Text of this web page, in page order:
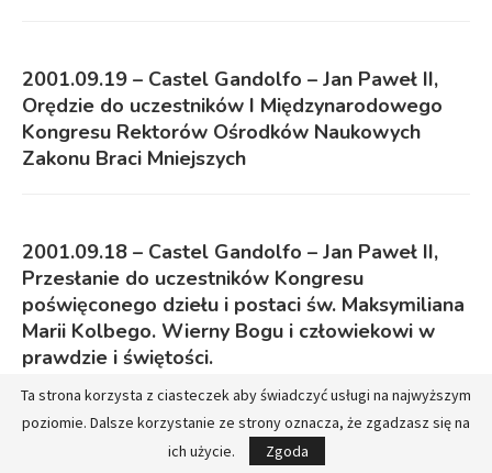
2001.09.19 – Castel Gandolfo – Jan Paweł II,
Orędzie do uczestników I Międzynarodowego
Kongresu Rektorów Ośrodków Naukowych
Zakonu Braci Mniejszych
2001.09.18 – Castel Gandolfo – Jan Paweł II,
Przesłanie do uczestników Kongresu
poświęconego dziełu i postaci św. Maksymiliana
Marii Kolbego. Wierny Bogu i człowiekowi w
prawdzie i świętości.
2001.09.08 – Castel Gandolfo – Jan Paweł II,
Ta strona korzysta z ciasteczek aby świadczyć usługi na najwyższym
poziomie. Dalsze korzystanie ze strony oznacza, że zgadzasz się na
ich użycie.
Zgoda